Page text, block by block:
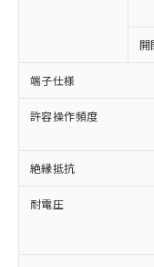
開
端子仕様
許容操作頻度
絶縁抵抗
耐電圧
以下の条件
本サ
商品
(税抜)
当社
本サ
こと
在庫
記載
対応予定な
非含有に非
調査・確認
非含有の対
商品です。
害物質有無
仕入先様の
いたものが
むを得ず変
「○」：最
基準値以下
「×」：最
基準値を超
「－」：未
当社
為替
（以
また